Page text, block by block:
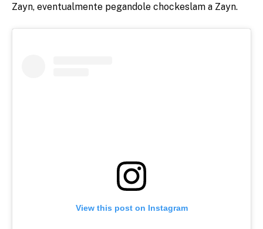
Zayn, eventualmente pegandole chockeslam a Zayn.
View this post on Instagram